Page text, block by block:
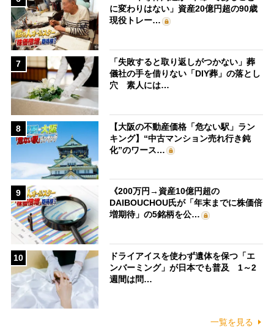
に変わりはない」資産20億円超の90歳
現役トレー…
7
「失敗すると取り返しがつかない」葬
儀社の手を借りない「DIY葬」の落とし
穴 素人には…
8
【大阪の不動産価格「危ない駅」ラン
キング】“中古マンション売れ行き鈍
化”のワース…
9
《200万円→資産10億円超の
DAIBOUCHOU氏が「年末までに株価倍
増期待」の5銘柄を公…
10
ドライアイスを使わず遺体を保つ「エ
ンバーミング」が日本でも普及 1～2
週間は問…
一覧を見る